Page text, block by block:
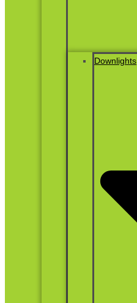
Downlights